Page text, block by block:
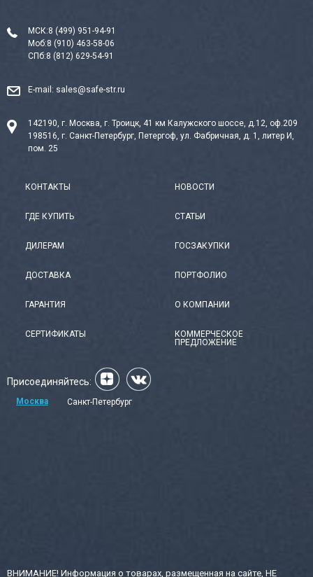
МСК:8 (499) 951-94-91
Моб:8 (910) 463-58-06
СПб:8 (812) 629-54-91
E-mail: sales@safe-str.ru
142190, г. Москва, г. Троицк, 41 км Калужского шоссе, д.12, оф.209
198516, г. Санкт-Петербург, Петергоф, ул. Фабричная, д. 1, литер И,
пом. 25
КОНТАКТЫ
ГДЕ КУПИТЬ
ДИЛЕРАМ
ДОСТАВКА
ГАРАНТИЯ
СЕРТИФИКАТЫ
НОВОСТИ
СТАТЬИ
ГОСЗАКУПКИ
ПОРТФОЛИО
О КОМПАНИИ
КОММЕРЧЕСКОЕ
ПРЕДЛОЖЕНИЕ
Присоединяйтесь:
Москва Санкт-Петербург
ВНИМАНИЕ! Информация о товарах, размещенная на сайте, НЕ